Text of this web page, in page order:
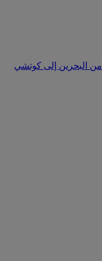
من البحرين إلى كوتشي